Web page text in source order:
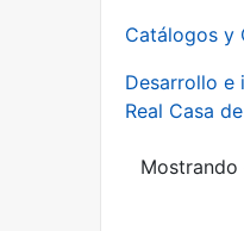
Catálogos y
Desarrollo e
Real Casa
Mostrando